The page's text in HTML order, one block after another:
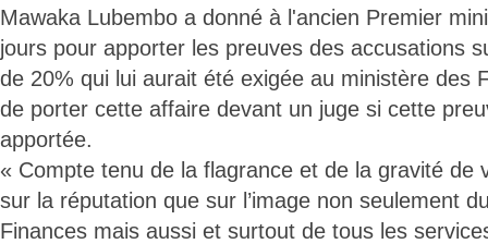
Mawaka Lubembo a donné à l'ancien Premier
jours pour apporter les preuves des accusations
de 20% qui lui aurait été exigée au ministère des
de porter cette affaire devant un juge si cette
apportée.
« Compte tenu de la flagrance et de la gravité de
sur la réputation que sur l’image non seulement
Finances mais aussi et surtout de tous les